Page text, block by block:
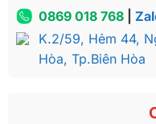
0869 018 768|
K.2/59, Hẻm 44,
Hòa, Tp.Biên Hòa